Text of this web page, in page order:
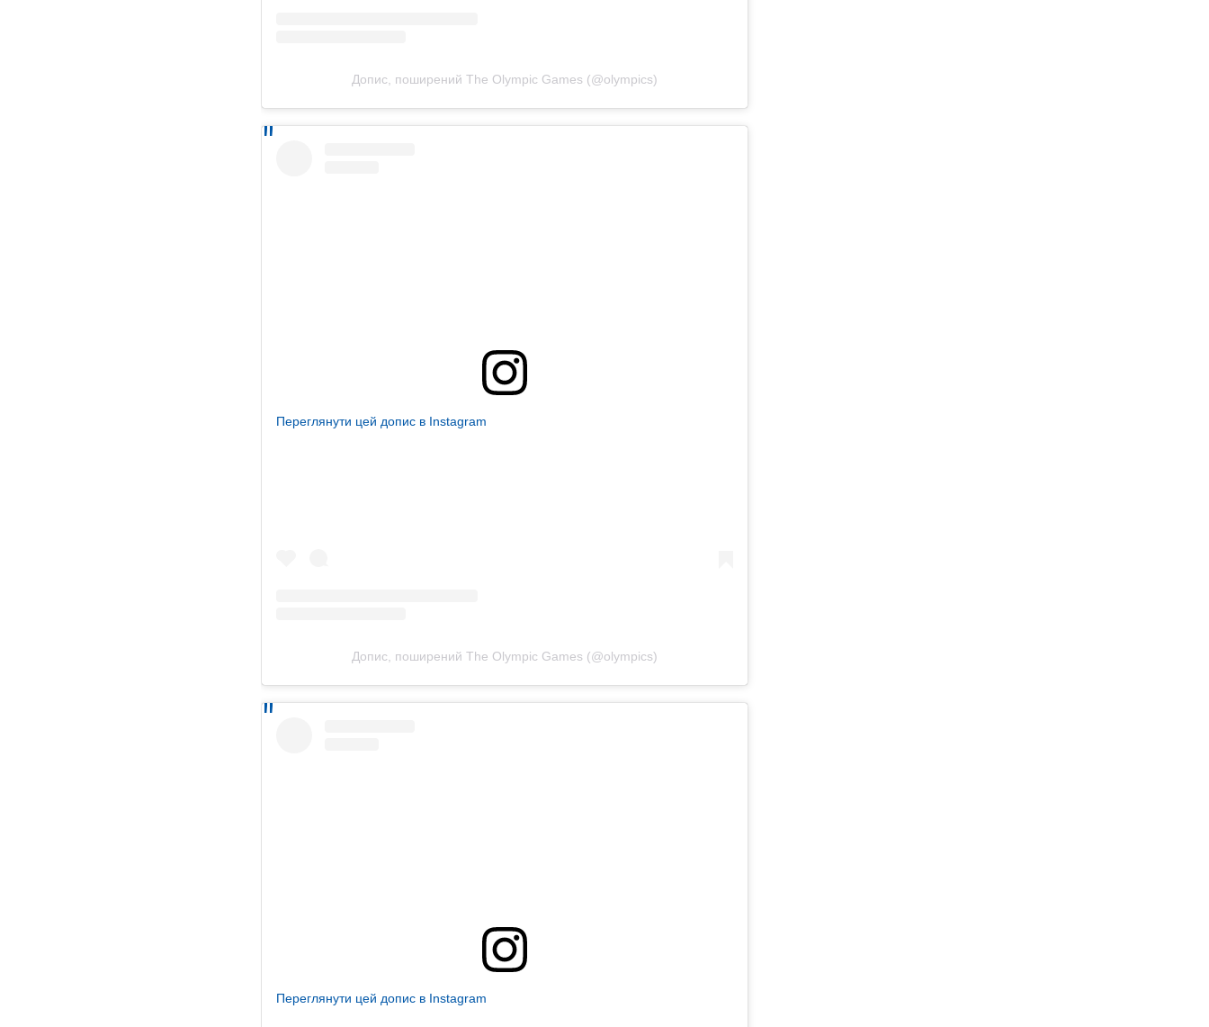
Допис, поширений The Olympic Games (@olympics)
Переглянути цей допис в Instagram
Допис, поширений The Olympic Games (@olympics)
Переглянути цей допис в Instagram